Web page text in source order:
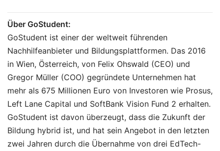
Über GoStudent:
GoStudent ist einer der weltweit führenden
Nachhilfeanbieter und Bildungsplattformen. Das 2016
in Wien, Österreich, von Felix Ohswald (CEO) und
Gregor Müller (COO) gegründete Unternehmen hat
mehr als 675 Millionen Euro von Investoren wie Prosus,
Left Lane Capital und SoftBank Vision Fund 2 erhalten.
GoStudent ist davon überzeugt, dass die Zukunft der
Bildung hybrid ist, und hat sein Angebot in den letzten
zwei Jahren durch die Übernahme von drei EdTech-